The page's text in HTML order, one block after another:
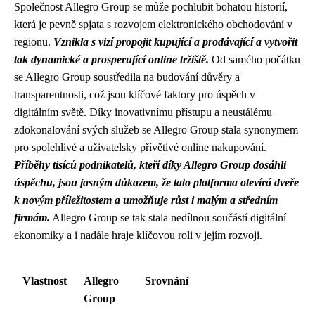
Společnost Allegro Group se může pochlubit bohatou historií,
která je pevně spjata s rozvojem elektronického obchodování v
regionu. Vznikla s vizí propojit kupující a prodávající a vytvořit
tak dynamické a prosperující online tržiště. Od samého počátku
se Allegro Group soustředila na budování důvěry a
transparentnosti, což jsou klíčové faktory pro úspěch v
digitálním světě. Díky inovativnímu přístupu a neustálému
zdokonalování svých služeb se Allegro Group stala synonymem
pro spolehlivé a uživatelsky přívětivé online nakupování.
Příběhy tisíců podnikatelů, kteří díky Allegro Group dosáhli
úspěchu, jsou jasným důkazem, že tato platforma otevírá dveře
k novým příležitostem a umožňuje růst i malým a středním
firmám. Allegro Group se tak stala nedílnou součástí digitální
ekonomiky a i nadále hraje klíčovou roli v jejím rozvoji.
Vlastnost
Allegro
Group
Srovnání